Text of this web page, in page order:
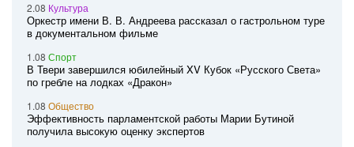
2.08 Культура
Оркестр имени В. В. Андреева рассказал о гастрольном туре
в документальном фильме
1.08 Спорт
В Твери завершился юбилейный XV Кубок «Русского Света»
по гребле на лодках «Дракон»
1.08 Общество
Эффективность парламентской работы Марии Бутиной
получила высокую оценку экспертов